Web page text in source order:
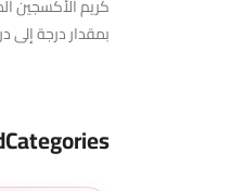
بمقدار درجة إلى